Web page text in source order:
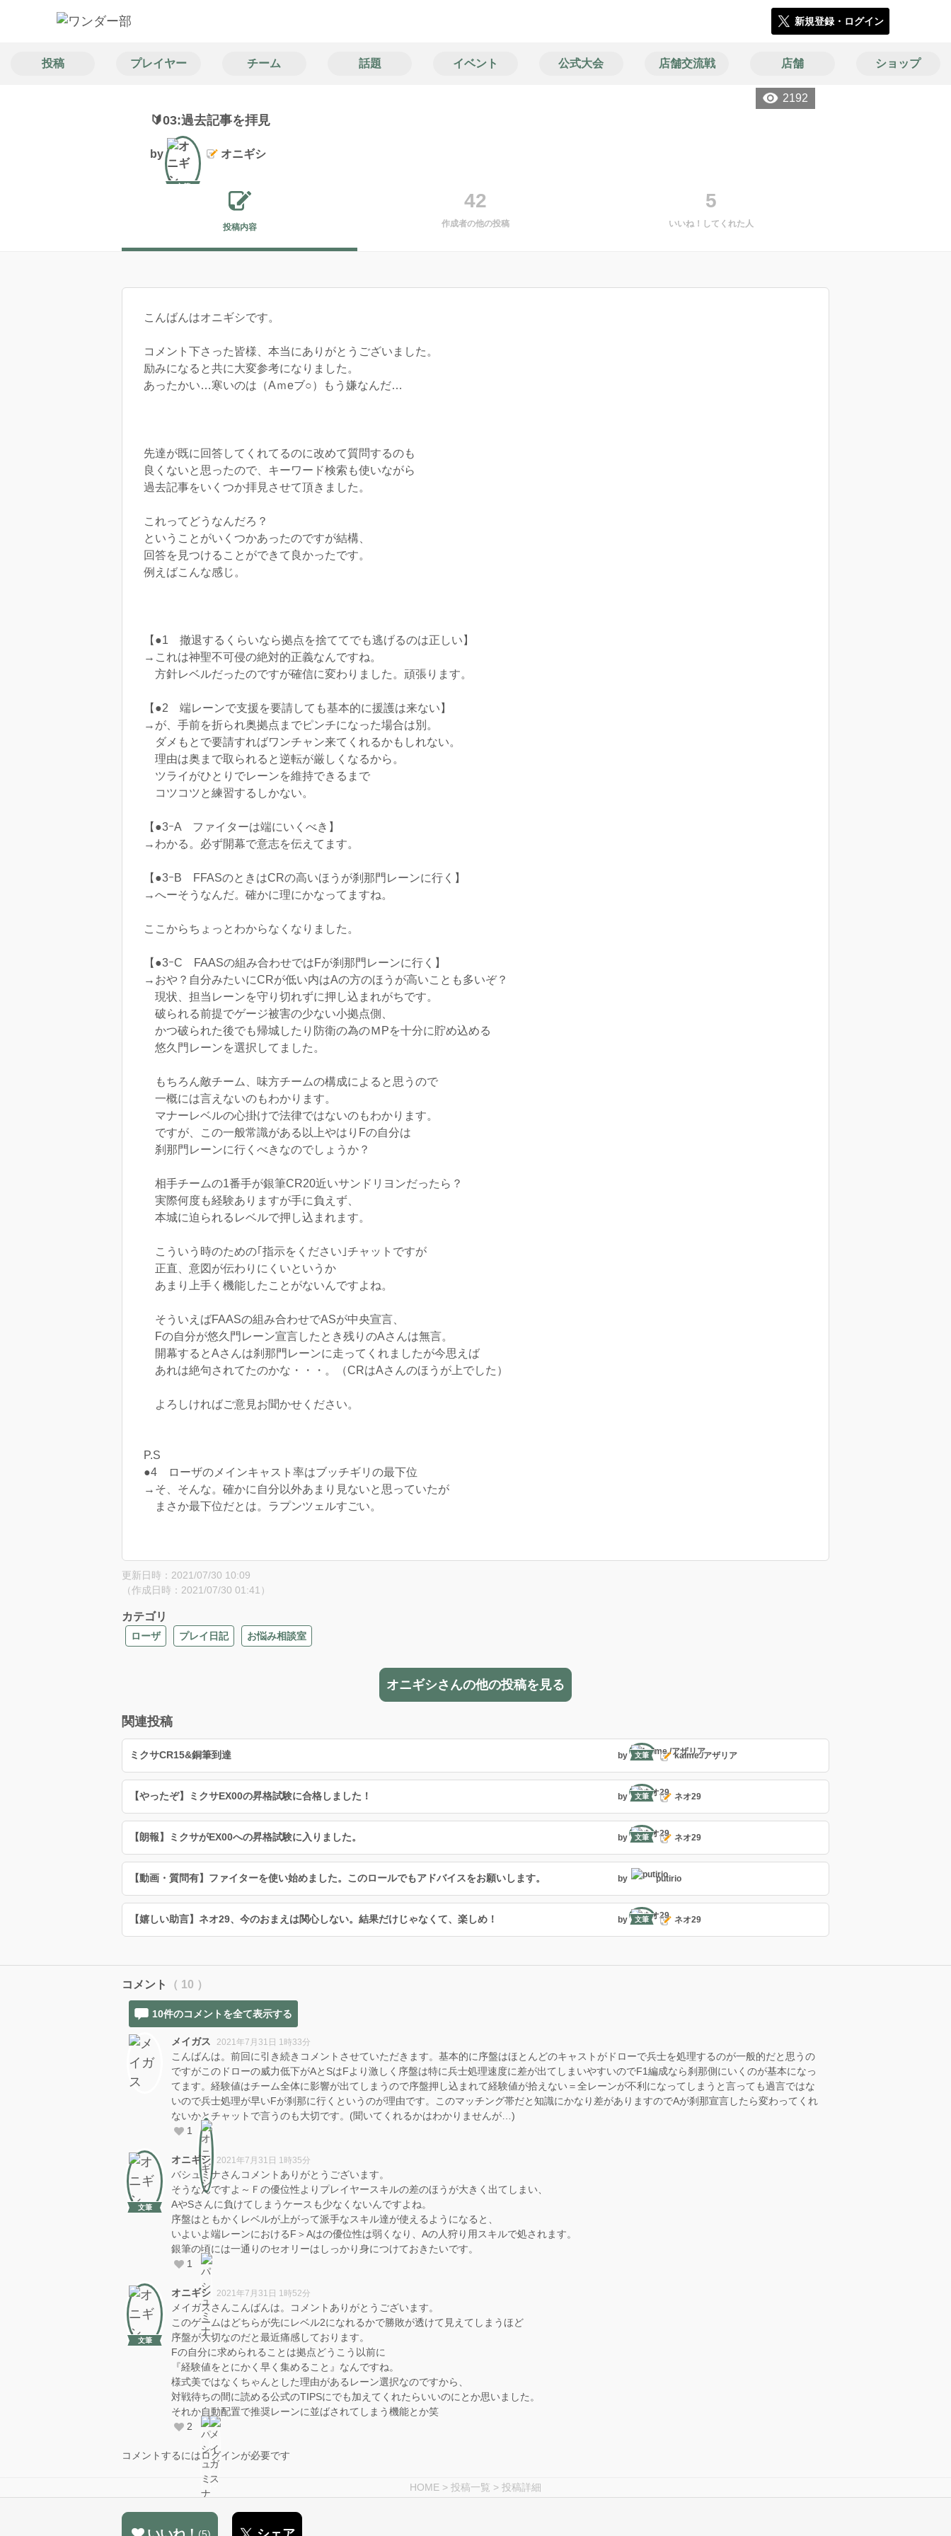
新規登録・ログイン
投稿 プレイヤー チーム 話題 イベント 公式大会 店舗交流戦 店舗 ショップ
2192
🔰03:過去記事を拝見
by
文筆
オニギシ
投稿内容
42
作成者の他の投稿
5
いいね！してくれた人
こんばんはオニギシです。
コメント下さった皆様、本当にありがとうございました。
励みになると共に大変参考になりました。
あったかい…寒いのは（Aｍeブ○）もう嫌なんだ…
先達が既に回答してくれてるのに改めて質問するのも
良くないと思ったので、キーワード検索も使いながら
過去記事をいくつか拝見させて頂きました。
これってどうなんだろ？
ということがいくつかあったのですが結構、
回答を見つけることができて良かったです。
例えばこんな感じ。
【●1 撤退するくらいなら拠点を捨ててでも逃げるのは正しい】
→これは神聖不可侵の絶対的正義なんですね。
方針レベルだったのですが確信に変わりました。頑張ります。
【●2 端レーンで支援を要請しても基本的に援護は来ない】
→が、手前を折られ奥拠点までピンチになった場合は別。
ダメもとで要請すればワンチャン来てくれるかもしれない。
理由は奥まで取られると逆転が厳しくなるから。
ツライがひとりでレーンを維持できるまで
コツコツと練習するしかない。
【●3ｰA ファイターは端にいくべき】
→わかる。必ず開幕で意志を伝えてます。
【●3ｰB FFASのときはCRの高いほうが刹那門レーンに行く】
→へーそうなんだ。確かに理にかなってますね。
ここからちょっとわからなくなりました。
【●3ｰC FAASの組み合わせではFが刹那門レーンに行く】
→おや？自分みたいにCRが低い内はAの方のほうが高いことも多いぞ？
現状、担当レーンを守り切れずに押し込まれがちです。
破られる前提でゲージ被害の少ない小拠点側、
かつ破られた後でも帰城したり防衛の為のＭPを十分に貯め込める
悠久門レーンを選択してました。
もちろん敵チーム、味方チームの構成によると思うので
一概には言えないのもわかります。
マナーレベルの心掛けで法律ではないのもわかります。
ですが、この一般常識がある以上やはりFの自分は
刹那門レーンに行くべきなのでしょうか？
相手チームの1番手が銀筆CR20近いサンドリヨンだったら？
実際何度も経験ありますが手に負えず、
本城に迫られるレベルで押し込まれます。
こういう時のための｢指示をください｣チャットですが
正直、意図が伝わりにくいというか
あまり上手く機能したことがないんですよね。
そういえばFAASの組み合わせでASが中央宣言、
Fの自分が悠久門レーン宣言したとき残りのAさんは無言。
開幕するとAさんは刹那門レーンに走ってくれましたが今思えば
あれは絶句されてたのかな・・・。（CRはAさんのほうが上でした）
よろしければご意見お聞かせください。
P.S
●4 ローザのメインキャスト率はブッチギリの最下位
→そ、そんな。確かに自分以外あまり見ないと思っていたが
まさか最下位だとは。ラプンツェルすごい。
更新日時：2021/07/30 10:09
（作成日時：2021/07/30 01:41）
カテゴリ
ローザ プレイ日記 お悩み相談室
オニギシさんの他の投稿を見る
関連投稿
ミクサCR15&銅筆到達 by 文筆 kalme./アザリア
【やったぞ】ミクサEX00の昇格試験に合格しました！ by 文筆 ネオ29
【朗報】ミクサがEX00への昇格試験に入りました。 by 文筆 ネオ29
【動画・質問有】ファイターを使い始めました。このロールでもアドバイスをお願いします。 by putirio
【嬉しい助言】ネオ29、今のおまえは関心しない。結果だけじゃなくて、楽しめ！ by 文筆 ネオ29
コメント （ 10 ）
10件のコメントを全て表示する
メイガス 2021年7月31日 1時33分
こんばんは。前回に引き続きコメントさせていただきます。基本的に序盤はほとんどのキャストがドローで兵士を処理するのが一般的だと思うの
ですがこのドローの威力低下がAとSはFより激しく序盤は特に兵士処理速度に差が出てしまいやすいのでF1編成なら刹那側にいくのが基本になっ
てます。経験値はチーム全体に影響が出てしまうので序盤押し込まれて経験値が拾えない＝全レーンが不利になってしまうと言っても過言ではな
いので兵士処理が早いFが刹那に行くというのが理由です。このマッチング帯だと知識にかなり差がありますのでAが刹那宣言したら変わってくれ
ないかとチャットで言うのも大切です。(聞いてくれるかはわかりませんが…)
1
文筆
オニギシ 2021年7月31日 1時35分
バシュミナさんコメントありがとうございます。
そうなんですよ～Ｆの優位性よりプレイヤースキルの差のほうが大きく出てしまい、
AやSさんに負けてしまうケースも少なくないんですよね。
序盤はともかくレベルが上がって派手なスキル達が使えるようになると、
いよいよ端レーンにおけるF＞Aはの優位性は弱くなり、Aの人狩り用スキルで処されます。
銀筆の頃には一通りのセオリーはしっかり身につけておきたいです。
1
文筆
オニギシ 2021年7月31日 1時52分
メイガスさんこんばんは。コメントありがとうございます。
このゲームはどちらが先にレベル2になれるかで勝敗が透けて見えてしまうほど
序盤が大切なのだと最近痛感しております。
Fの自分に求められることは拠点どうこう以前に
『経験値をとにかく早く集めること』なんですね。
様式美ではなくちゃんとした理由があるレーン選択なのですから、
対戦待ちの間に読める公式のTIPSにでも加えてくれたらいいのにとか思いました。
それか自動配置で推奨レーンに並ばされてしまう機能とか笑
2
コメントするにはログインが必要です
HOME > 投稿一覧 > 投稿詳細